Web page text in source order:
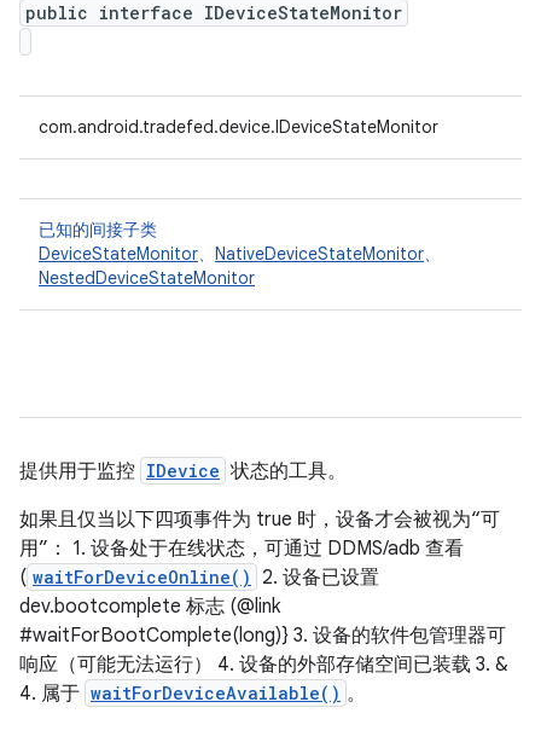
public interface IDeviceStateMonitor
com.android.tradefed.device.IDeviceStateMonitor
已知的间接子类
DeviceStateMonitor、 NativeDeviceStateMonitor、
NestedDeviceStateMonitor
提供用于监控 IDevice 状态的工具。
如果且仅当以下四项事件为 true 时，设备才会被视为“可
用”： 1. 设备处于在线状态，可通过 DDMS/adb 查看
( waitForDeviceOnline()
2. 设备已设置
dev.bootcomplete 标志 (@link
#waitForBootComplete(long)} 3. 设备的软件包管理器可
响应（可能无法运行） 4. 设备的外部存储空间已装载 3. &
4. 属于 waitForDeviceAvailable() 。